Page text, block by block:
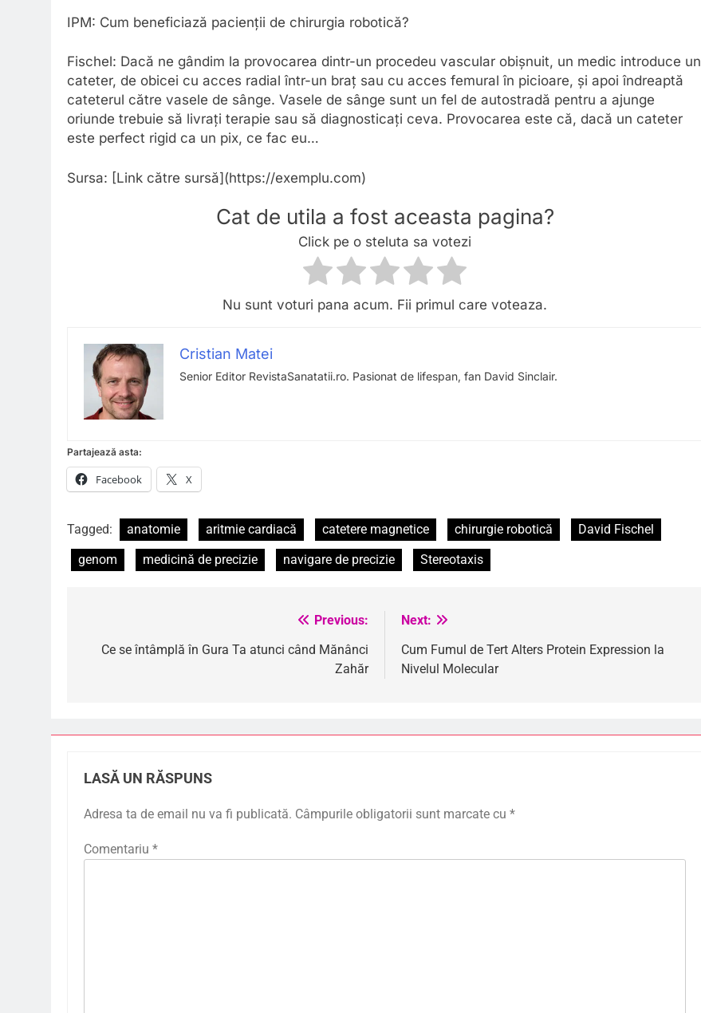
IPM: Cum beneficiază pacienții de chirurgia robotică?
Fischel: Dacă ne gândim la provocarea dintr-un procedeu vascular obișnuit, un medic introduce un
cateter, de obicei cu acces radial într-un braț sau cu acces femural în picioare, și apoi îndreaptă
cateterul către vasele de sânge. Vasele de sânge sunt un fel de autostradă pentru a ajunge
oriunde trebuie să livrați terapie sau să diagnosticați ceva. Provocarea este că, dacă un cateter
este perfect rigid ca un pix, ce fac eu…
Sursa: [Link către sursă](https://exemplu.com)
Cat de utila a fost aceasta pagina?
Click pe o steluta sa votezi
Nu sunt voturi pana acum. Fii primul care voteaza.
Cristian Matei
Senior Editor RevistaSanatatii.ro. Pasionat de lifespan, fan David Sinclair.
Partajează asta:
Facebook X
Tagged: anatomie aritmie cardiacă catetere magnetice chirurgie robotică
David Fischel
genom
medicină de precizie navigare de precizie Stereotaxis
Previous:
Ce se întâmplă în Gura Ta atunci când Mănânci
Zahăr
Next:
Cum Fumul de Tert Alters Protein Expression la
Nivelul Molecular
LASĂ UN RĂSPUNS
Adresa ta de email nu va fi publicată. Câmpurile obligatorii sunt marcate cu *
Comentariu *